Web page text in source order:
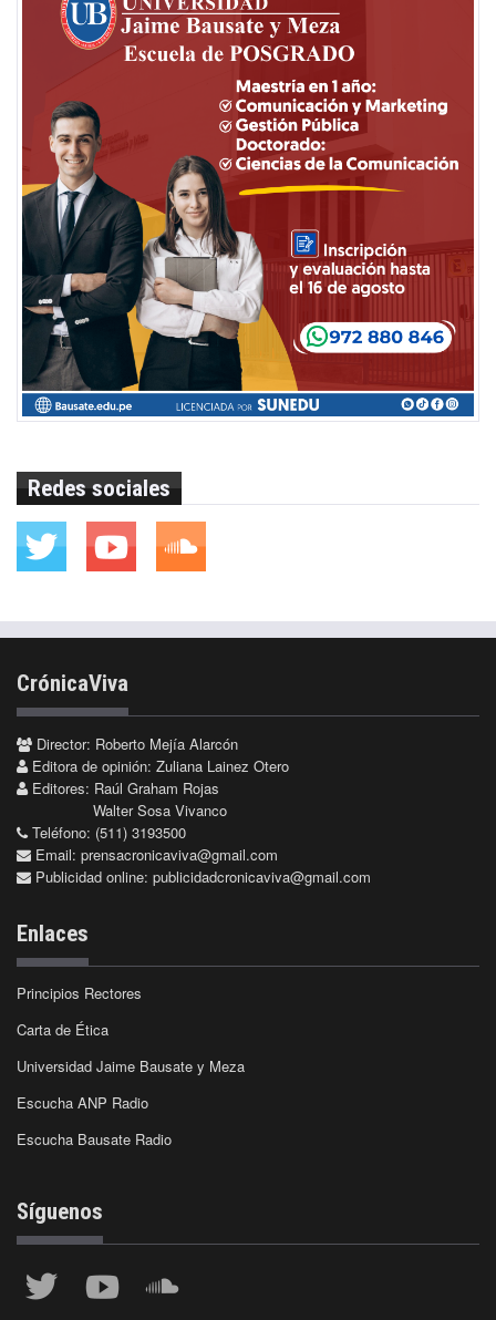
Redes sociales
CrónicaViva
Director: Roberto Mejía Alarcón
Editora de opinión: Zuliana Lainez Otero
Editores: Raúl Graham Rojas
Walter Sosa Vivanco
Teléfono: (511) 3193500
Email: prensacronicaviva@gmail.com
Publicidad online: publicidadcronicaviva@gmail.com
Enlaces
Principios Rectores
Carta de Ética
Universidad Jaime Bausate y Meza
Escucha ANP Radio
Escucha Bausate Radio
Síguenos